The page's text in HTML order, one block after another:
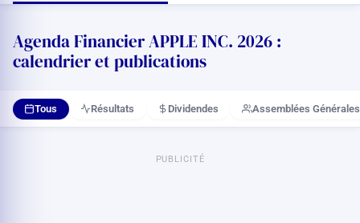
Agenda Financier APPLE INC. 2026 :
calendrier et publications
Tous Résultats Dividendes Assemblées Générales
PUBLICITÉ